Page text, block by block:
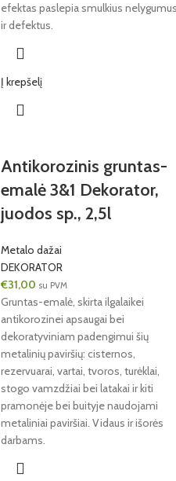
efektas paslepia smulkius
ir defektus.
Į krepšelį
Antikorozinis gruntas-
emalė 3&1 Dekorator,
juodos sp., 2,5l
Metalo dažai
DEKORATOR
€31,00 su PVM
Gruntas-emalė, skirta ilgalaikei
antikorozinei apsaugai bei
dekoratyviniam padengimui šių
metalinių paviršių: cisternos,
rezervuarai, vartai, tvoros, turėklai,
stogo vamzdžiai bei latakai ir kiti
pramonėje bei buityje naudojami
metaliniai paviršiai. Vidaus ir išorės
darbams.